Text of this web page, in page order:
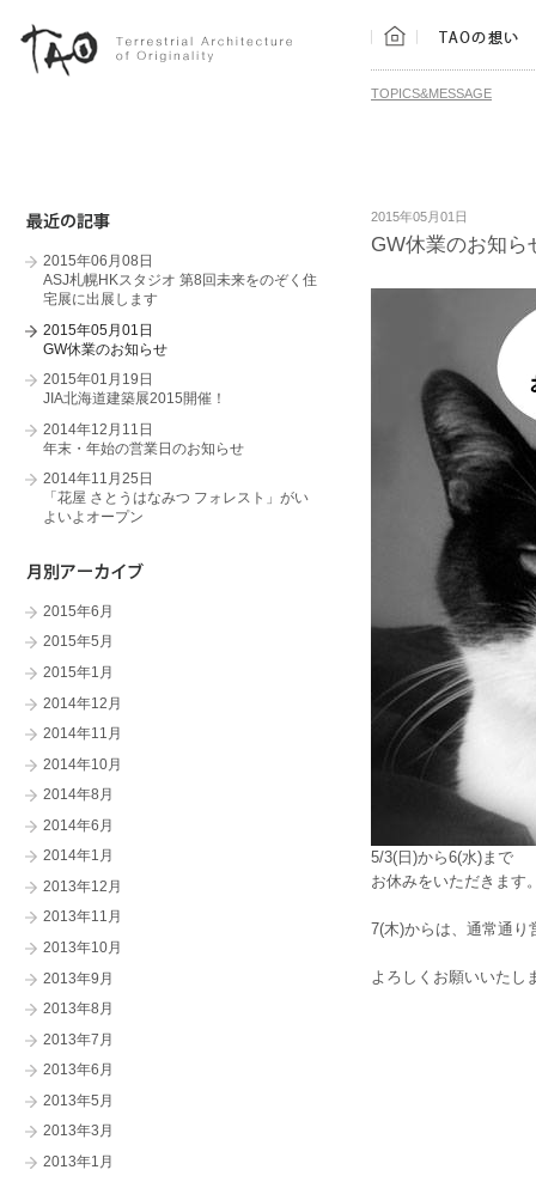
TOPICS&MESSAGE
2015年05月01日
GW休業のお知ら
5/3(日)から6(水)まで
お休みをいただきます
7(木)からは、通常通り
よろしくお願いいたし
2015年06月08日
ASJ札幌HKスタジオ 第8回未来をのぞく住
宅展に出展します
2015年05月01日
GW休業のお知らせ
2015年01月19日
JIA北海道建築展2015開催！
2014年12月11日
年末・年始の営業日のお知らせ
2014年11月25日
「花屋 さとうはなみつ フォレスト」がい
よいよオープン
2015年6月
2015年5月
2015年1月
2014年12月
2014年11月
2014年10月
2014年8月
2014年6月
2014年1月
2013年12月
2013年11月
2013年10月
2013年9月
2013年8月
2013年7月
2013年6月
2013年5月
2013年3月
2013年1月